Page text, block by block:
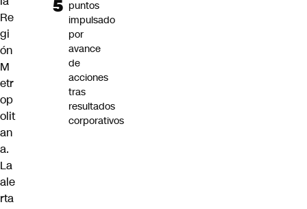
Re
gi
ón
M
etr
op
olit
an
a.
La
ale
rta
puntos
impulsado
por
avance
de
acciones
tras
resultados
corporativos